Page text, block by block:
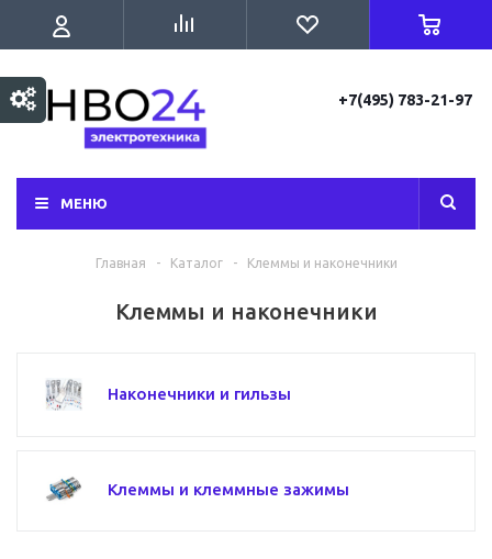
+7(495) 783-21-97
МЕНЮ
Главная - Каталог - Клеммы и наконечники
Клеммы и наконечники
Наконечники и гильзы
Клеммы и клеммные зажимы